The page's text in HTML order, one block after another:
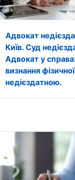
Адвокат
Київ. Суд
Адвокат у
визнання
недієздатною.